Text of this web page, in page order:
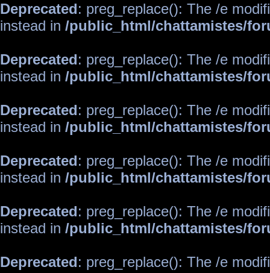
Deprecated: preg_replace(): The /e
instead in /public_html/chattamistes/
Deprecated: preg_replace(): The /e
instead in /public_html/chattamistes/
Deprecated: preg_replace(): The /e
instead in /public_html/chattamistes/
Deprecated: preg_replace(): The /e
instead in /public_html/chattamistes/
Deprecated: preg_replace(): The /e
instead in /public_html/chattamistes/
Deprecated: preg_replace(): The /e